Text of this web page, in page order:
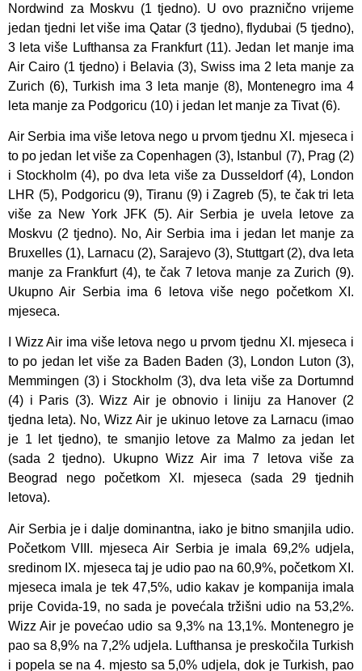
Nordwind za Moskvu (1 tjedno). U ovo praznično vrijeme
jedan tjedni let više ima Qatar (3 tjedno), flydubai (5 tjedno),
3 leta više Lufthansa za Frankfurt (11). Jedan let manje ima
Air Cairo (1 tjedno) i Belavia (3), Swiss ima 2 leta manje za
Zurich (6), Turkish ima 3 leta manje (8), Montenegro ima 4
leta manje za Podgoricu (10) i jedan let manje za Tivat (6).
Air Serbia ima više letova nego u prvom tjednu XI. mjeseca i
to po jedan let više za Copenhagen (3), Istanbul (7), Prag (2)
i Stockholm (4), po dva leta više za Dusseldorf (4), London
LHR (5), Podgoricu (9), Tiranu (9) i Zagreb (5), te čak tri leta
više za New York JFK (5). Air Serbia je uvela letove za
Moskvu (2 tjedno). No, Air Serbia ima i jedan let manje za
Bruxelles (1), Larnacu (2), Sarajevo (3), Stuttgart (2), dva leta
manje za Frankfurt (4), te čak 7 letova manje za Zurich (9).
Ukupno Air Serbia ima 6 letova više nego početkom XI.
mjeseca.
I Wizz Air ima više letova nego u prvom tjednu XI. mjeseca i
to po jedan let više za Baden Baden (3), London Luton (3),
Memmingen (3) i Stockholm (3), dva leta više za Dortumnd
(4) i Paris (3). Wizz Air je obnovio i liniju za Hanover (2
tjedna leta). No, Wizz Air je ukinuo letove za Larnacu (imao
je 1 let tjedno), te smanjio letove za Malmo za jedan let
(sada 2 tjedno). Ukupno Wizz Air ima 7 letova više za
Beograd nego početkom XI. mjeseca (sada 29 tjednih
letova).
Air Serbia je i dalje dominantna, iako je bitno smanjila udio.
Početkom VIII. mjeseca Air Serbia je imala 69,2% udjela,
sredinom IX. mjeseca taj je udio pao na 60,9%, početkom XI.
mjeseca imala je tek 47,5%, udio kakav je kompanija imala
prije Covida-19, no sada je povećala tržišni udio na 53,2%.
Wizz Air je povećao udio sa 9,3% na 13,1%. Montenegro je
pao sa 8,9% na 7,2% udjela. Lufthansa je preskočila Turkish
i popela se na 4. mjesto sa 5,0% udjela, dok je Turkish, pao